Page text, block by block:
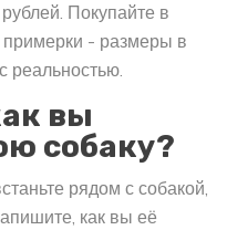
Покупайте в
примерки - размеры в
реальностью.
вы
собаку?
рядом с собакой,
как вы её